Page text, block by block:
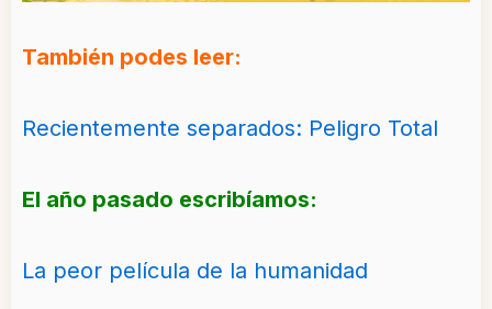
También podes leer:
Recientemente separados: Peligro Total
El año pasado escribíamos:
La peor película de la humanidad